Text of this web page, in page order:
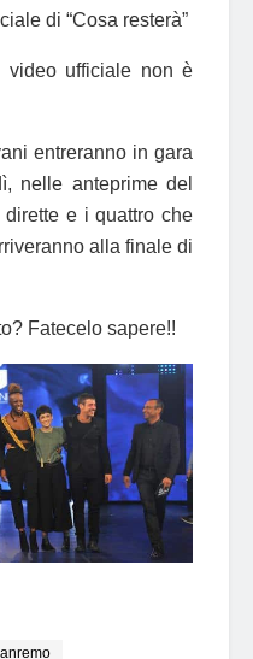
di “Cosa resterà”
ufficiale non è
entreranno in gara
nelle anteprime del
e i quattro che
alla finale di
Fatecelo sapere!!